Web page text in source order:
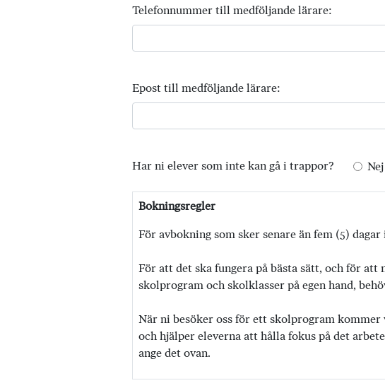
Telefonnummer till medföljande lärare:
Epost till medföljande lärare:
Har ni elever som inte kan gå i trappor? Nej
Bokningsregler
För avbokning som sker senare än fem (5)
För att det ska fungera på bästa sätt, och för att
skolprogram och skolklasser på egen hand,
När ni besöker oss för ett skolprogram
och hjälper eleverna att hålla fokus på det
ange det ovan.